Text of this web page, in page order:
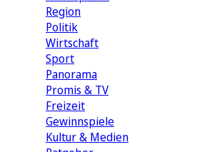
Region
Politik
Wirtschaft
Sport
Panorama
Promis & TV
Freizeit
Gewinnspiele
Kultur & Medien